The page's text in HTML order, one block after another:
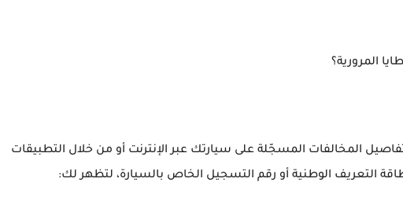
المرورية؟
المخالفات المسجّلة على سيارتك عبر الإنترنت أو من خلال التطبيقات
التعريف الوطنية أو رقم التسجيل الخاص بالسيارة، لتظهر لك: